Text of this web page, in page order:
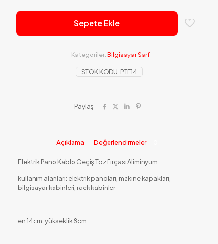
Sepete Ekle
STOK KODU: PTF14
Kategoriler:Bilgisayar Sarf
Paylaş
Açıklama Değerlendirmeler
Elektrik Pano Kablo Geçiş Toz Fırçası Aliminyum
kullanım alanları: elektrik panoları, makine kapakları,
bilgisayar kabinleri, rack kabinler
en 14cm, yükseklik 8cm